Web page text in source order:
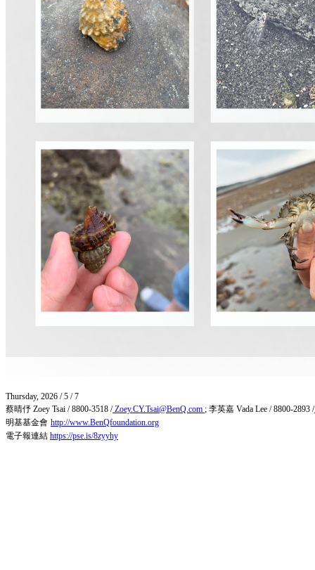
Thursday, 2026 / 5 / 7
蔡晴伃 Zoey Tsai / 8800-3518 /Zoey.CY.Tsai@BenQ.com ; 李英嘉 Vada Lee / 8800-2893 /
明基基金會 http://www.BenQfoundation.org
電子報連結 https://pse.is/8zyyhy